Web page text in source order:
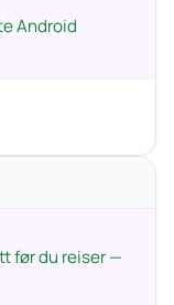
Android
før du reiser —